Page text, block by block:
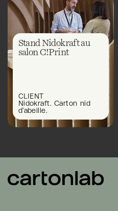
Stand Nidokraft au
salon C!Print
CLIENT
Nidokraft. Carton nid
d’abeille.